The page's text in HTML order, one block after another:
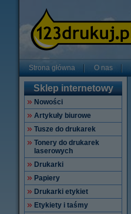
Strona główna O nas
Sklep internetowy
Nowości
Artykuły biurowe
Tusze do drukarek
Tonery do drukarek
laserowych
Drukarki
Papiery
Drukarki etykiet
Etykiety i taśmy